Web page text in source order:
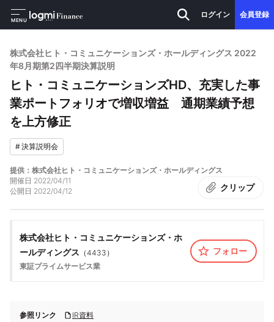
MENU
ログイン 会員登録
株式会社ヒト・コミュニケーションズ・ホールディングス 2022
年8月期第2四半期決算説明
ヒト・コミュニケーションズHD、充実した事
業ポートフォリオで増収増益 通期業績予想
を上方修正
#決算説明会
提供：株式会社ヒト・コミュニケーションズ・ホールディングス
開催日 2022/04/11
公開日 2022/04/12 クリップ
株式会社ヒト・コミュニケーションズ・ホ
ールディングス （4433 ）
東証プライムサービス業
フォロー
参照リンク IR資料